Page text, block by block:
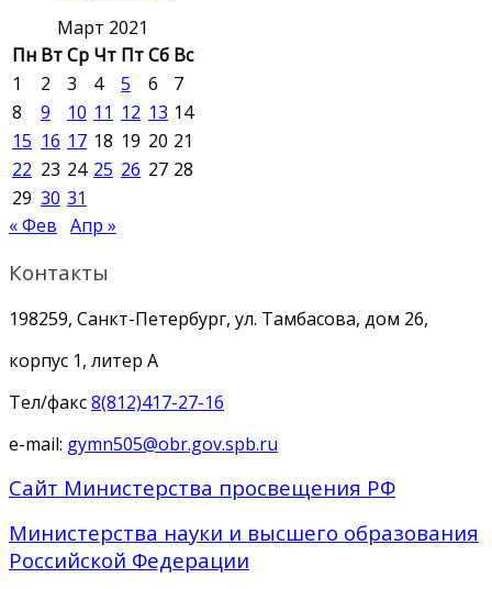
Март 2021
Пн ВтСр Чт ПтСб Вс
1
2 3 4 5 6
7
8
9 10 11 12 13 14
15 16 17 18 19 20 21
22 23 24 25 26 27 28
29 30 31
« Фев Апр »
Контакты
198259, Санкт-Петербург, ул. Тамбасова, дом 26,
корпус 1, литер А
Тел/факс8(812)417-27-16
e-mail: gymn505@obr.gov.spb.ru
Сайт Министерства просвещения РФ
Министерства науки и высшего образования
Российской Федерации